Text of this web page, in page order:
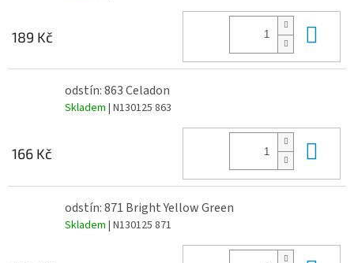
189 Kč
odstín: 863 Celadon
Skladem | N130125 863
166 Kč
odstín: 871 Bright Yellow Green
Skladem | N130125 871